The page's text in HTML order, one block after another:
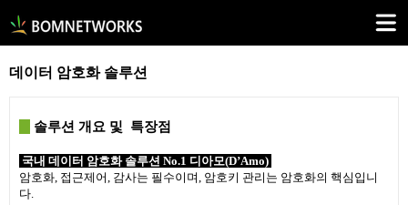
데이터 암호화 솔루션
솔루션 개요 및 특장점
국내 데이터 암호화 솔루션 No.1 디아모(D’Amo)
암호화, 접근제어, 감사는 필수이며, 암호키 관리는 암호화의 핵심입니
다.